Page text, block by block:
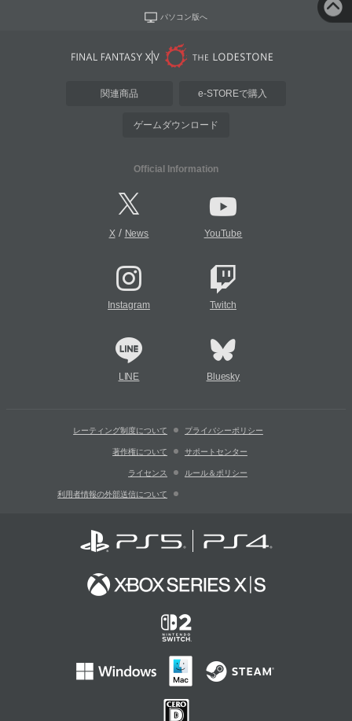
パソコン版へ
関連商品 e-STOREで購入
ゲームダウンロード
Official Information
X/ News YouTube
Instagram Twitch
LINE Bluesky
レーティング制度について プライバシーポリシー
著作権について サポートセンター
ライセンス ルール＆ポリシー
利用者情報の外部送信について